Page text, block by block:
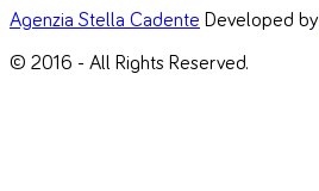
Agenzia Stella Cadente Developed by
© 2016 - All Rights Reserved.